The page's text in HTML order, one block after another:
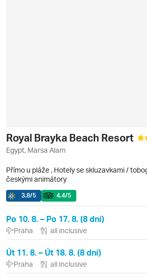
Royal Brayka Beach Resort
Egypt, Marsa Alam
Přímo u pláže , Hotely se skluzavkami /
českými animátory
3.8/5 4.4/5
Po 10. 8. – Po 17. 8. (8 dní)
Praha all inclusive
Út 11. 8. – Út 18. 8. (8 dní)
Praha all inclusive